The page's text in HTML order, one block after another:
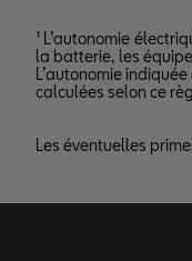
¹ L’autonomie
la batterie, les
L’autonomie
calculées selon ce
Les éventuelles